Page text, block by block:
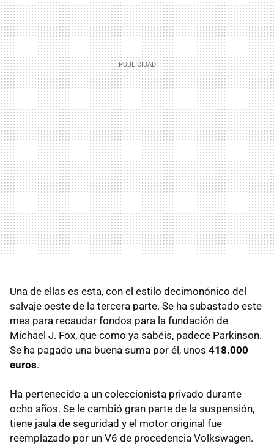
Una de ellas es esta, con el estilo decimonónico del
salvaje oeste de la tercera parte. Se ha subastado este
mes para recaudar fondos para la fundación de
Michael J. Fox, que como ya sabéis, padece Parkinson.
Se ha pagado una buena suma por él, unos 418.000
euros.
Ha pertenecido a un coleccionista privado durante
ocho años. Se le cambió gran parte de la suspensión,
tiene jaula de seguridad y el motor original fue
reemplazado por un V6 de procedencia Volkswagen.